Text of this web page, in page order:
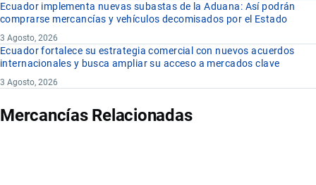
Ecuador implementa nuevas subastas de la Aduana: Así podrán
comprarse mercancías y vehículos decomisados por el Estado
3 Agosto, 2026
Ecuador fortalece su estrategia comercial con nuevos acuerdos
internacionales y busca ampliar su acceso a mercados clave
3 Agosto, 2026
Mercancías Relacionadas